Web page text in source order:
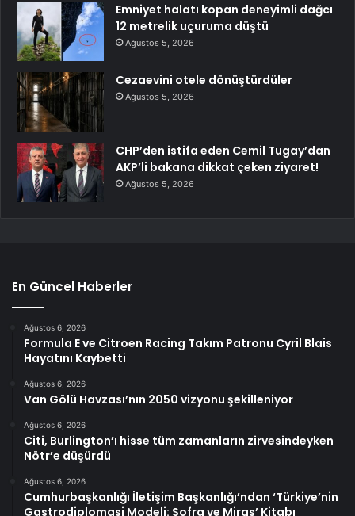
Emniyet halatı kopan deneyimli dağcı
12 metrelik uçuruma düştü
Ağustos 5, 2026
Cezaevini otele dönüştürdüler
Ağustos 5, 2026
CHP’den istifa eden Cemil Tugay’dan
AKP’li bakana dikkat çeken ziyaret!
Ağustos 5, 2026
En Güncel Haberler
Ağustos 6, 2026
Formula E ve Citroen Racing Takım Patronu Cyril Blais
Hayatını Kaybetti
Ağustos 6, 2026
Van Gölü Havzası’nın 2050 vizyonu şekilleniyor
Ağustos 6, 2026
Citi, Burlington’ı hisse tüm zamanların zirvesindeyken
Nötr’e düşürdü
Ağustos 6, 2026
Cumhurbaşkanlığı İletişim Başkanlığı’ndan ‘Türkiye’nin
Gastrodiplomasi Modeli: Sofra ve Miras’ Kitabı